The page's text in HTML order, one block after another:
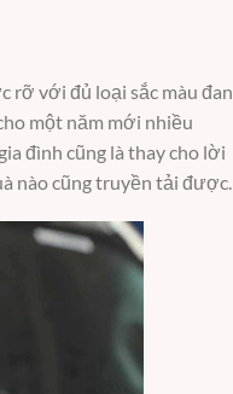
rỡ với đủ loại sắc màu đan
một năm mới nhiều
đình cũng là thay cho lời
nào cũng truyền tải được.